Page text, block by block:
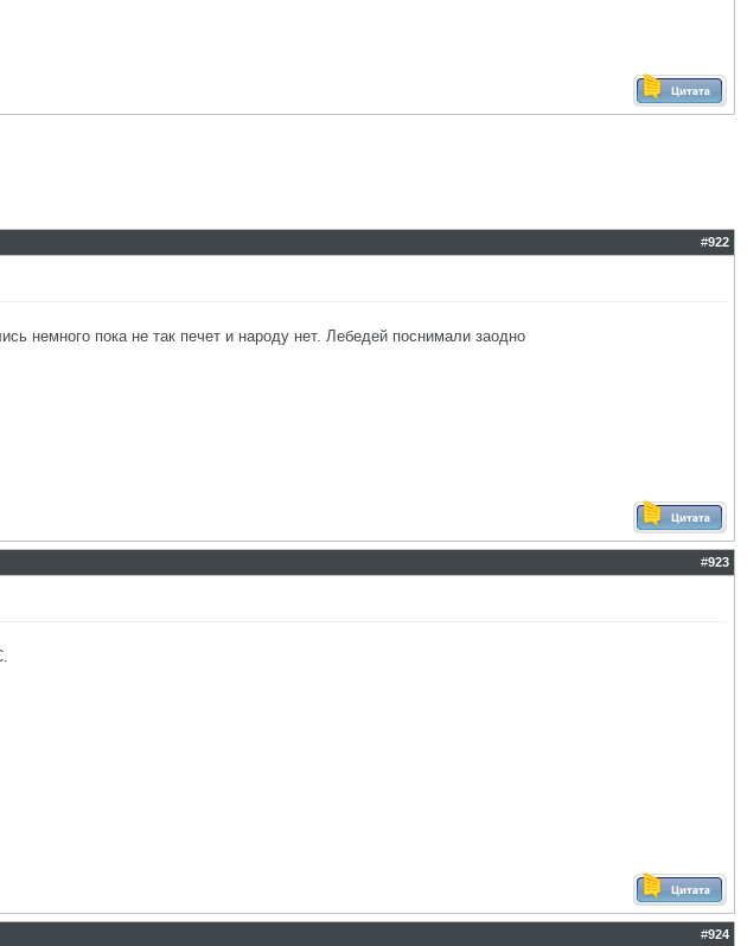
#922
немного пока не так печет и народу нет. Лебедей поснимали заодно
#923
#924